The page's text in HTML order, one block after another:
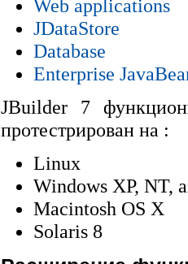
Web applications
JDataStore
Database
Enterprise
JBuilder 7
протестрирован на :
Linux
Windows XP, NT,
Macintosh OS X
Solaris 8